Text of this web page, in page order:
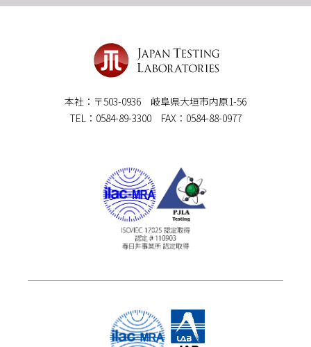
本社：〒503-0936 岐阜県大垣市内原1-56
TEL：0584-89-3300 FAX：0584-88-0977